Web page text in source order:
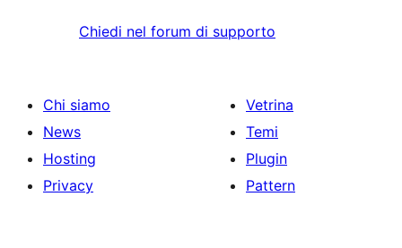
Chiedi nel forum di supporto
Chi siamo
News
Hosting
Privacy
Vetrina
Temi
Plugin
Pattern